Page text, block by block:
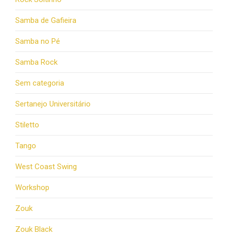
Samba de Gafieira
Samba no Pé
Samba Rock
Sem categoria
Sertanejo Universitário
Stiletto
Tango
West Coast Swing
Workshop
Zouk
Zouk Black